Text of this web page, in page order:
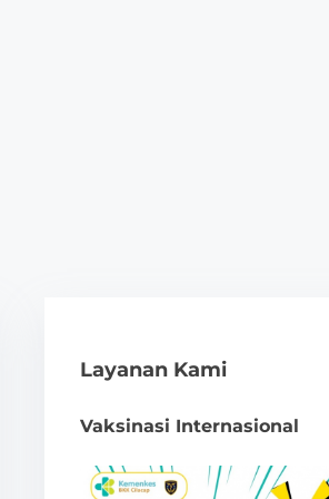
Layanan Kami
Vaksinasi Internasional